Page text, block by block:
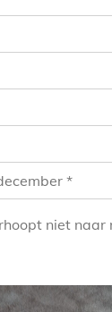
*
niet naar